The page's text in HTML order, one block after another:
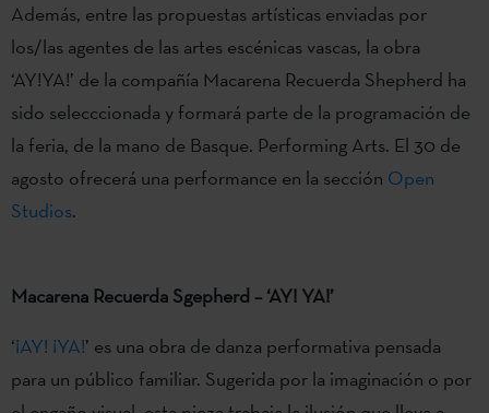
Además, entre las propuestas artísticas enviadas por
los/las agentes de las artes escénicas vascas, la obra
‘AY!YA!’ de la compañía Macarena Recuerda Shepherd ha
sido selecccionada y formará parte de la programación de
la feria, de la mano de Basque. Performing Arts. El 30 de
agosto ofrecerá una performance en la sección Open
Studios.
Macarena Recuerda Sgepherd – ‘AY! YA!’
‘¡AY! ¡YA!’ es una obra de danza performativa pensada
para un público familiar. Sugerida por la imaginación o por